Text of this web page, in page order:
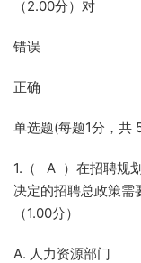
（2.00分）对
错误
正确
单选题(每题1分，共
1.（ A ）在招聘规
决定的招聘总政策需
（1.00分）
A. 人力资源部门